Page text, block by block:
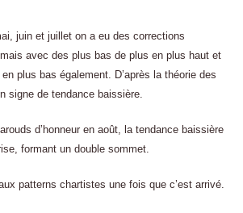
juin et juillet on a eu des corrections
avec des plus bas de plus en plus haut et
plus bas également. D’après la théorie des
signe de tendance baissière.
d’honneur en août, la tendance baissière
formant un double sommet.
patterns chartistes une fois que c’est arrivé.